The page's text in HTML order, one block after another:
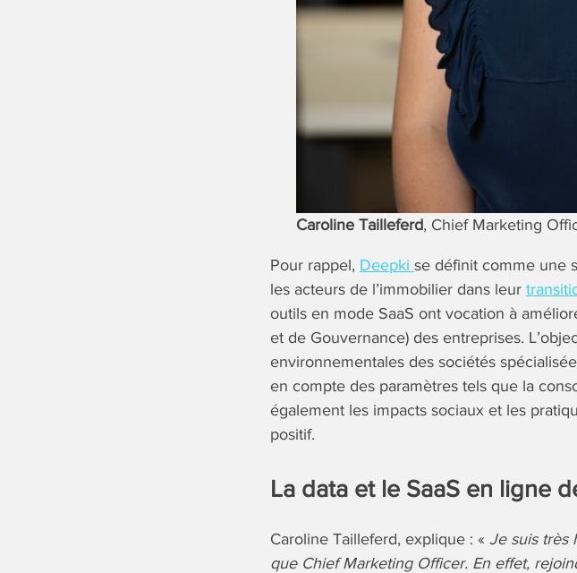
Caroline Tailleferd, Chief Marketing
Pour rappel, Deepki se définit comme une
les acteurs de l’immobilier dans leur
outils en mode SaaS ont vocation à
et de Gouvernance) des entreprises.
environnementales des sociétés
en compte des paramètres tels que la
également les impacts sociaux et les
positif.
La data et le SaaS en ligne
Caroline Tailleferd, explique : « Je suis très
que Chief Marketing Officer. En effet,